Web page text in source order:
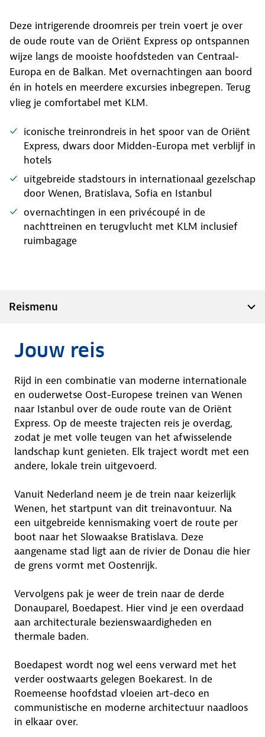
Deze intrigerende droomreis per trein voert je over
de oude route van de Oriënt Express op ontspannen
wijze langs de mooiste hoofdsteden van Centraal-
Europa en de Balkan. Met overnachtingen aan boord
én in hotels en meerdere excursies inbegrepen. Terug
vlieg je comfortabel met KLM.
iconische treinrondreis in het spoor van de Oriënt
Express, dwars door Midden-Europa met verblijf in
hotels
uitgebreide stadstours in internationaal gezelschap
door Wenen, Bratislava, Sofia en Istanbul
overnachtingen in een privécoupé in de
nachttreinen en terugvlucht met KLM inclusief
ruimbagage
Reismenu
Jouw reis
Rijd in een combinatie van moderne internationale
en ouderwetse Oost-Europese treinen van Wenen
naar Istanbul over de oude route van de Oriënt
Express. Op de meeste trajecten reis je overdag,
zodat je met volle teugen van het afwisselende
landschap kunt genieten. Elk traject wordt met een
andere, lokale trein uitgevoerd.
Vanuit Nederland neem je de trein naar keizerlijk
Wenen, het startpunt van dit treinavontuur. Na
een uitgebreide kennismaking voert de route per
boot naar het Slowaakse Bratislava. Deze
aangename stad ligt aan de rivier de Donau die hier
de grens vormt met Oostenrijk.
Vervolgens pak je weer de trein naar de derde
Donauparel, Boedapest. Hier vind je een overdaad
aan architecturale bezienswaardigheden en
thermale baden.
Boedapest wordt nog wel eens verward met het
verder oostwaarts gelegen Boekarest. In de
Roemeense hoofdstad vloeien art-deco en
communistische en moderne architectuur naadloos
in elkaar over.